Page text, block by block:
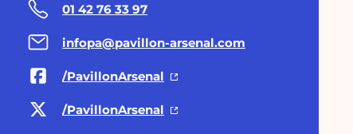
01 42 76 33 97
infopa@pavillon-arsenal.com
/PavillonArsenal
/PavillonArsenal